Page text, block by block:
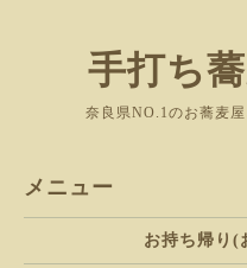
手打ち
奈良県NO.1のお蕎麦
メニュー
お持ち帰り(